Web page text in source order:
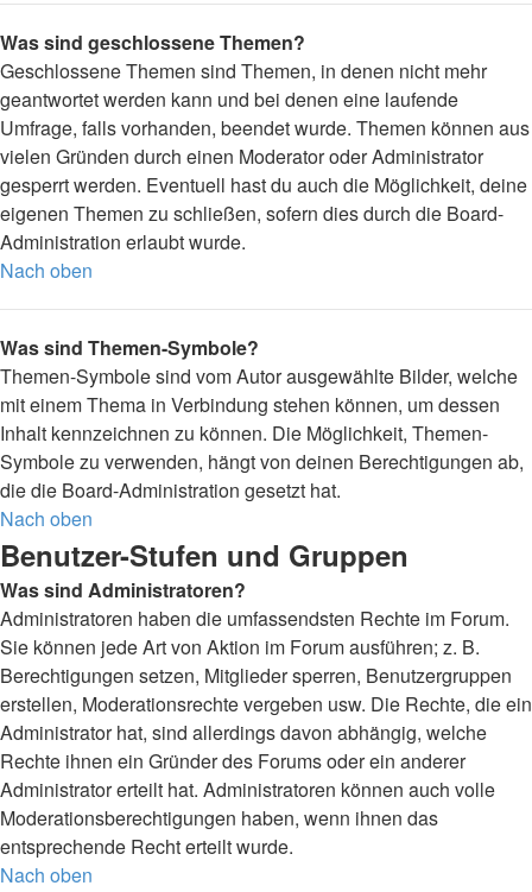
Was sind geschlossene Themen?
Geschlossene Themen sind Themen, in denen nicht mehr
geantwortet werden kann und bei denen eine laufende
Umfrage, falls vorhanden, beendet wurde. Themen können aus
vielen Gründen durch einen Moderator oder Administrator
gesperrt werden. Eventuell hast du auch die Möglichkeit, deine
eigenen Themen zu schließen, sofern dies durch die Board-
Administration erlaubt wurde.
Nach oben
Was sind Themen-Symbole?
Themen-Symbole sind vom Autor ausgewählte Bilder, welche
mit einem Thema in Verbindung stehen können, um dessen
Inhalt kennzeichnen zu können. Die Möglichkeit, Themen-
Symbole zu verwenden, hängt von deinen Berechtigungen ab,
die die Board-Administration gesetzt hat.
Nach oben
Benutzer-Stufen und Gruppen
Was sind Administratoren?
Administratoren haben die umfassendsten Rechte im Forum.
Sie können jede Art von Aktion im Forum ausführen; z. B.
Berechtigungen setzen, Mitglieder sperren, Benutzergruppen
erstellen, Moderationsrechte vergeben usw. Die Rechte, die ein
Administrator hat, sind allerdings davon abhängig, welche
Rechte ihnen ein Gründer des Forums oder ein anderer
Administrator erteilt hat. Administratoren können auch volle
Moderationsberechtigungen haben, wenn ihnen das
entsprechende Recht erteilt wurde.
Nach oben